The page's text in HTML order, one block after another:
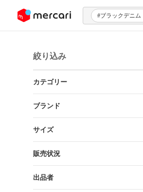
ツにスキップ #ブラックデニム
絞り込み
カテゴリー
ブランド
サイズ
販売状況
出品者